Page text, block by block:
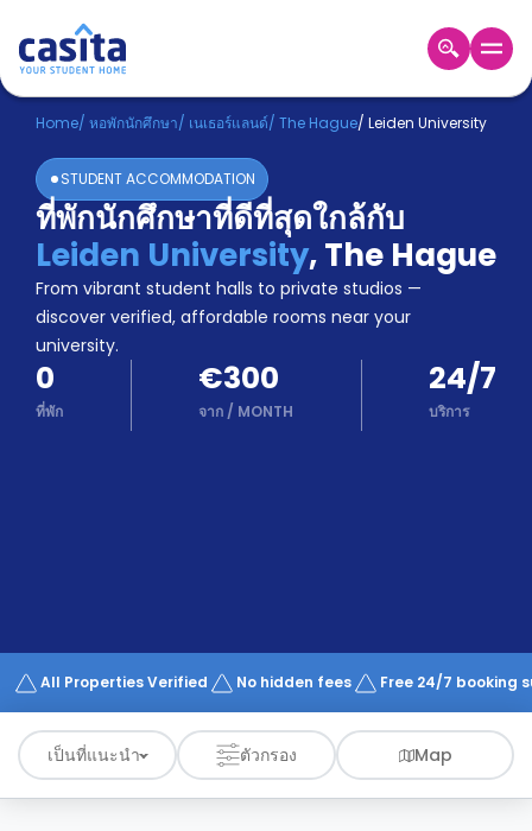
Home TH EUR
เข้าสู่
ระบบ
Booking
Accommodation
About
us
Blog
Refer
And
Earn
Become
Works
Home/ หอพักนักศึกษา/ เนเธอร์แลนด์/ The Hague/ Leiden University
STUDENT ACCOMMODATION
ที่พักนักศึกษาที่ดีที่สุดใกล้กับ
Leiden University,The Hague
From vibrant student halls to private studios —
discover verified, affordable rooms near your
university.
0
ที่พัก
€300
จาก / MONTH
24/7
บริการ
All Properties Verified No hidden fees Free 24/7 booking
เป็นที่แนะนำ ตัวกรอง Map